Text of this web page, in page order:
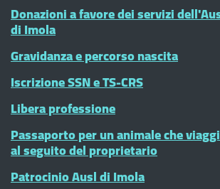
Donazioni a favore dei servizi
di Imola
Gravidanza e percorso nascita
Iscrizione SSN e TS-CRS
Libera professione
Passaporto per un animale che
al seguito del proprietario
Patrocinio Ausl di Imola